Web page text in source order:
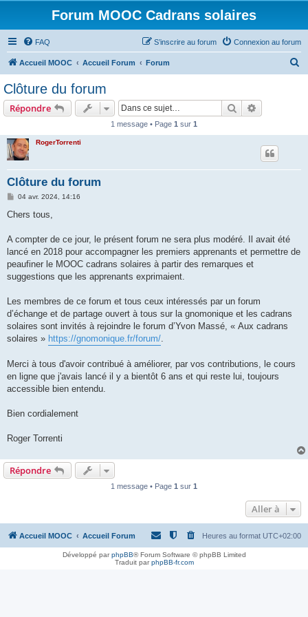
Forum MOOC Cadrans solaires
FAQ Connexion au forum
S’inscrire au forum
Accueil MOOC Accueil Forum Forum
Clôture du forum
Répondre Rechercher
1 message • Page 1 sur 1
RogerTorrenti
Clôture du forum
M
s
g
04 avr. 2024, 14:16
Chers tous,
A compter de ce jour, le présent forum ne sera plus modéré. Il avait été
lancé en 2018 pour accompagner les premiers apprenants et permettre de
peaufiner le MOOC cadrans solaires à partir des remarques et
suggestions que les apprenants exprimaient.
Les membres de ce forum et tous ceux intéressés par un forum
d’échange et de partage ouvert à tous sur la gnomonique et les cadrans
solaires sont invités à rejoindre le forum d’Yvon Massé, « Aux cadrans
solaires » https://gnomonique.fr/forum/.
Merci à tous d'avoir contribué à améliorer, par vos contributions, le cours
en ligne que j'avais lancé il y a bientôt 6 ans et qui reste lui, toujours
accessible bien entendu.
Bien cordialement
Roger Torrenti
Répondre
1 message • Page 1 sur 1
Aller à
Accueil MOOC Accueil Forum Heures au format UTC+02:00
Développé parphpBB® Forum Software © phpBB Limited
Traduit parphpBB-fr.com